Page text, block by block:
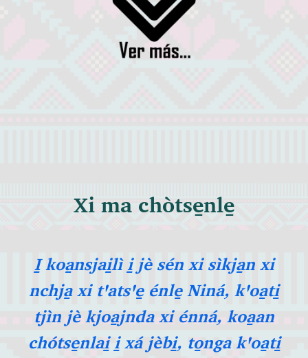
Xi ma chòtse̱nle̱
I̱ koa̱nsjai̱lì i̱ jè sén xi sìkja̱n xi
nchja̱ xi tꞌatsꞌe̱ énle̱ Niná, kꞌoa̱ti̱
tjìn jè kjoa̱jnda xi énná, koa̱an
chótse̱nlai̱ i̱ xá jèbi̱, to̱nga kꞌoa̱ti̱